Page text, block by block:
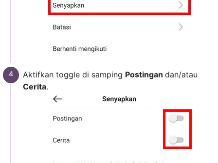
Aktifkan toggle di samping Postingan dan/atau
Cerita.